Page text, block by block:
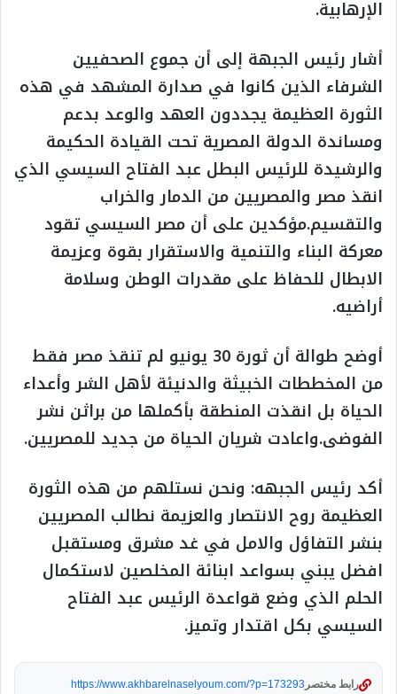
الإرهابية.
أشار رئيس الجبهة إلى أن جموع الصحفيين
الشرفاء الذين كانوا في صدارة المشهد في هذه
الثورة العظيمة يجددون العهد والوعد بدعم
ومساندة الدولة المصرية تحت القيادة الحكيمة
والرشيدة للرئيس البطل عبد الفتاح السيسي الذي
انقذ مصر والمصريين من الدمار والخراب
والتقسيم.مؤكدين على أن مصر السيسي تقود
معركة البناء والتنمية والاستقرار بقوة وعزيمة
الابطال للحفاظ على مقدرات الوطن وسلامة
أراضيه.
أوضح طوالة أن ثورة 30 يونيو لم تنقذ مصر فقط
من المخططات الخبيثة والدنيئة لأهل الشر وأعداء
الحياة بل انقذت المنطقة بأكملها من براثن نشر
الفوضى.واعادت شريان الحياة من جديد للمصريين.
أكد رئيس الجبهه: ونحن نستلهم من هذه الثورة
العظيمة روح الانتصار والعزيمة نطالب المصريين
بنشر التفاؤل والامل في غد مشرق ومستقبل
افضل يبني بسواعد ابنائة المخلصين لاستكمال
الحلم الذي وضع قواعدة الرئيس عبد الفتاح
السيسي بكل اقتدار وتميز.
رابط مختصر https://www.akhbarelnaselyoum.com/?p=173293